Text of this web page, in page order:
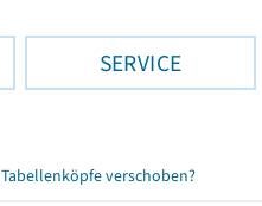
SERVICE
Tabellenköpfe verschoben?